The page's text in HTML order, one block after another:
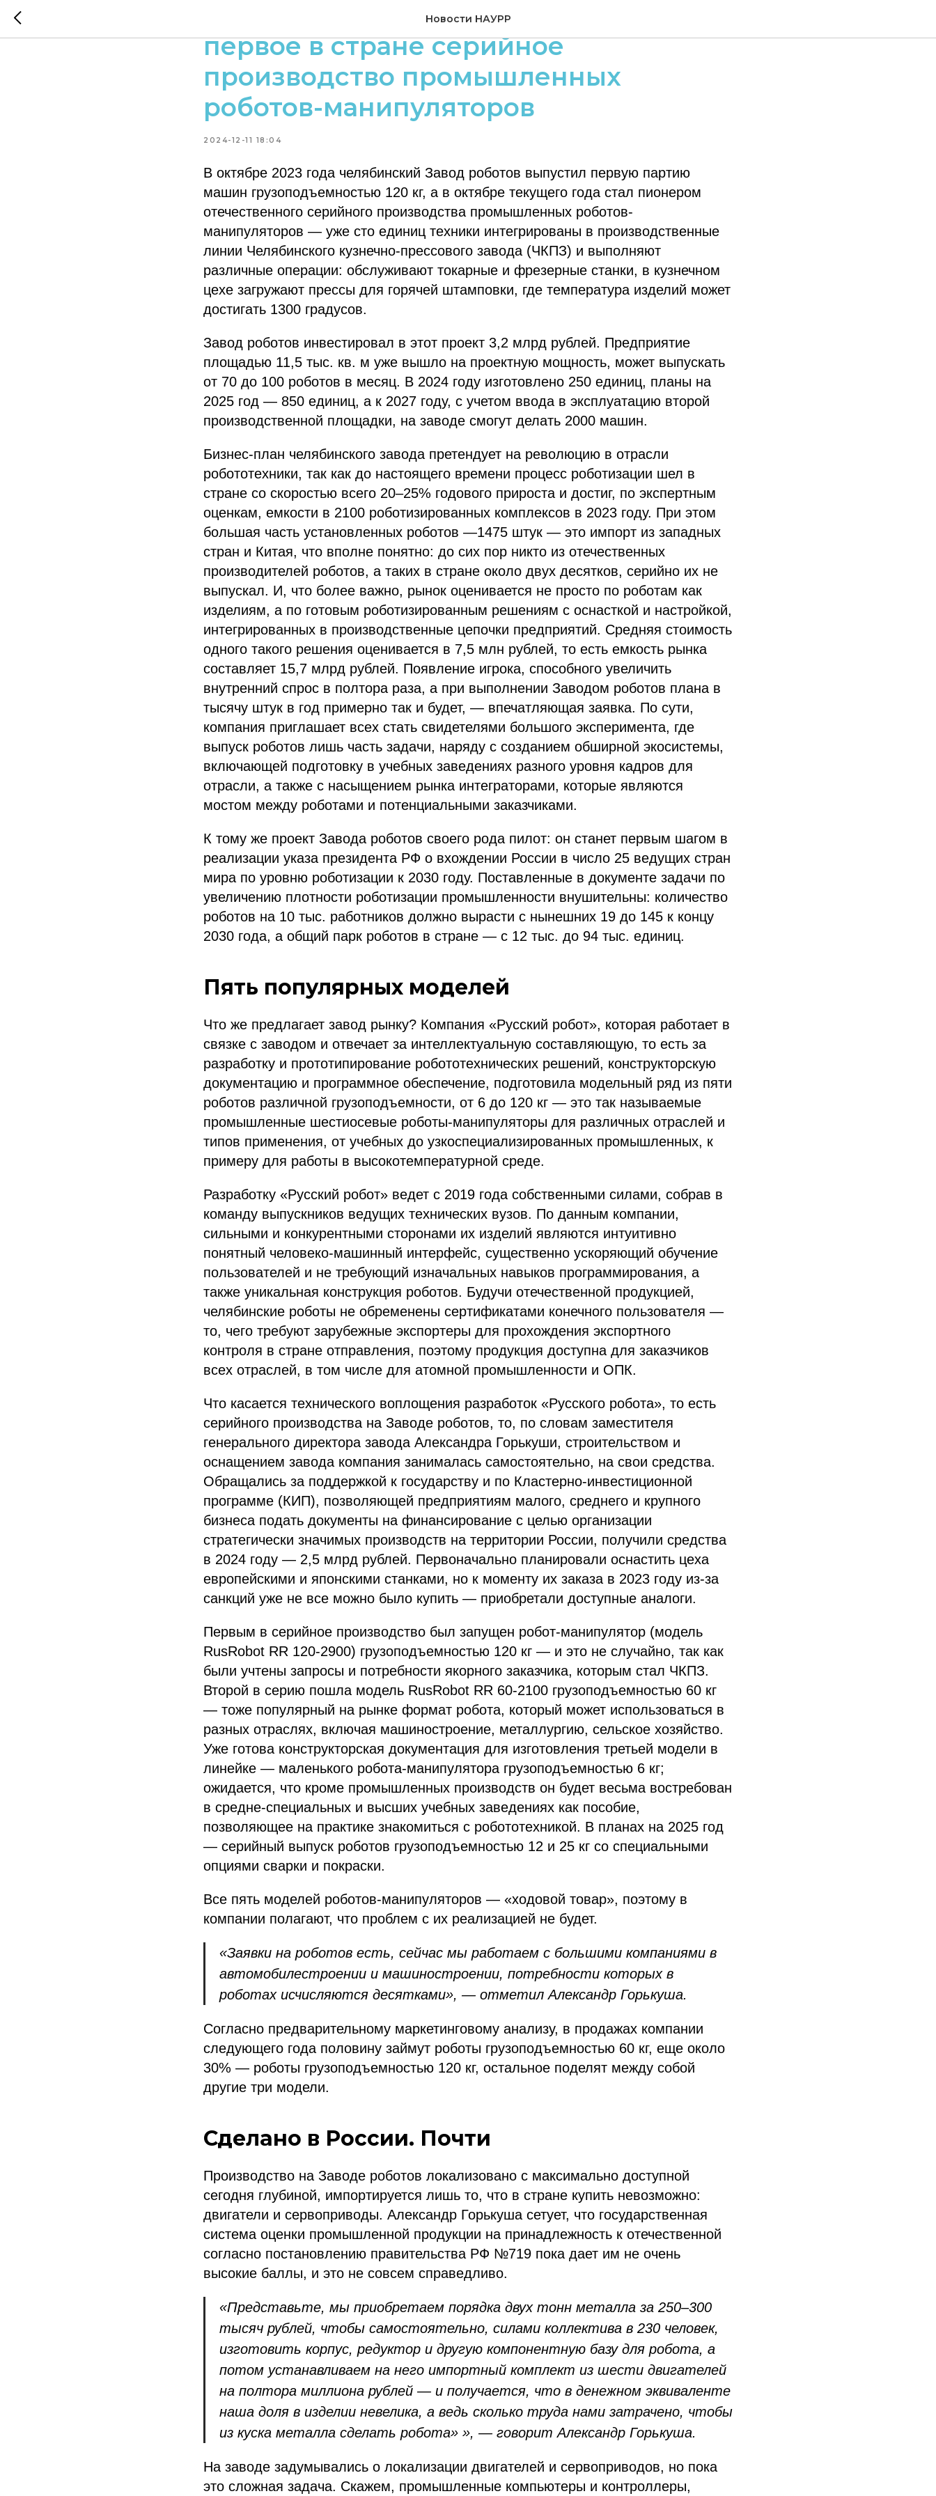
Новости НАУРР
Завод роботов запустил в Челябинске
первое в стране серийное
производство промышленных
роботов-манипуляторов
2024-12-11 18:04
В октябре 2023 года челябинский Завод роботов выпустил первую партию
машин грузоподъемностью 120 кг, а в октябре текущего года стал пионером
отечественного серийного производства промышленных роботов-
манипуляторов — уже сто единиц техники интегрированы в производственные
линии Челябинского кузнечно-прессового завода (ЧКПЗ) и выполняют
различные операции: обслуживают токарные и фрезерные станки, в кузнечном
цехе загружают прессы для горячей штамповки, где температура изделий может
достигать 1300 градусов.
Завод роботов инвестировал в этот проект 3,2 млрд рублей. Предприятие
площадью 11,5 тыс. кв. м уже вышло на проектную мощность, может выпускать
от 70 до 100 роботов в месяц. В 2024 году изготовлено 250 единиц, планы на
2025 год — 850 единиц, а к 2027 году, с учетом ввода в эксплуатацию второй
производственной площадки, на заводе смогут делать 2000 машин.
Бизнес-план челябинского завода претендует на революцию в отрасли
робототехники, так как до настоящего времени процесс роботизации шел в
стране со скоростью всего 20‒25% годового прироста и достиг, по экспертным
оценкам, емкости в 2100 роботизированных комплексов в 2023 году. При этом
большая часть установленных роботов —1475 штук — это импорт из западных
стран и Китая, что вполне понятно: до сих пор никто из отечественных
производителей роботов, а таких в стране около двух десятков, серийно их не
выпускал. И, что более важно, рынок оценивается не просто по роботам как
изделиям, а по готовым роботизированным решениям с оснасткой и настройкой,
интегрированных в производственные цепочки предприятий. Средняя стоимость
одного такого решения оценивается в 7,5 млн рублей, то есть емкость рынка
составляет 15,7 млрд рублей. Появление игрока, способного увеличить
внутренний спрос в полтора раза, а при выполнении Заводом роботов плана в
тысячу штук в год примерно так и будет, — впечатляющая заявка. По сути,
компания приглашает всех стать свидетелями большого эксперимента, где
выпуск роботов лишь часть задачи, наряду с созданием обширной экосистемы,
включающей подготовку в учебных заведениях разного уровня кадров для
отрасли, а также с насыщением рынка интеграторами, которые являются
мостом между роботами и потенциальными заказчиками.
К тому же проект Завода роботов своего рода пилот: он станет первым шагом в
реализации указа президента РФ о вхождении России в число 25 ведущих стран
мира по уровню роботизации к 2030 году. Поставленные в документе задачи по
увеличению плотности роботизации промышленности внушительны: количество
роботов на 10 тыс. работников должно вырасти с нынешних 19 до 145 к концу
2030 года, а общий парк роботов в стране — с 12 тыс. до 94 тыс. единиц.
Пять популярных моделей
Что же предлагает завод рынку? Компания «Русский робот», которая работает в
связке с заводом и отвечает за интеллектуальную составляющую, то есть за
разработку и прототипирование робототехнических решений, конструкторскую
документацию и программное обеспечение, подготовила модельный ряд из пяти
роботов различной грузоподъемности, от 6 до 120 кг — это так называемые
промышленные шестиосевые роботы-манипуляторы для различных отраслей и
типов применения, от учебных до узкоспециализированных промышленных, к
примеру для работы в высокотемпературной среде.
Разработку «Русский робот» ведет с 2019 года собственными силами, собрав в
команду выпускников ведущих технических вузов. По данным компании,
сильными и конкурентными сторонами их изделий являются интуитивно
понятный человеко-машинный интерфейс, существенно ускоряющий обучение
пользователей и не требующий изначальных навыков программирования, а
также уникальная конструкция роботов. Будучи отечественной продукцией,
челябинские роботы не обременены сертификатами конечного пользователя —
то, чего требуют зарубежные экспортеры для прохождения экспортного
контроля в стране отправления, поэтому продукция доступна для заказчиков
всех отраслей, в том числе для атомной промышленности и ОПК.
Что касается технического воплощения разработок «Русского робота», то есть
серийного производства на Заводе роботов, то, по словам заместителя
генерального директора завода Александра Горькуши, строительством и
оснащением завода компания занималась самостоятельно, на свои средства.
Обращались за поддержкой к государству и по Кластерно-инвестиционной
программе (КИП), позволяющей предприятиям малого, среднего и крупного
бизнеса подать документы на финансирование с целью организации
стратегически значимых производств на территории России, получили средства
в 2024 году — 2,5 млрд рублей. Первоначально планировали оснастить цеха
европейскими и японскими станками, но к моменту их заказа в 2023 году из-за
санкций уже не все можно было купить — приобретали доступные аналоги.
Первым в серийное производство был запущен робот-манипулятор (модель
RusRobot RR 120-2900) грузоподъемностью 120 кг — и это не случайно, так как
были учтены запросы и потребности якорного заказчика, которым стал ЧКПЗ.
Второй в серию пошла модель RusRobot RR 60-2100 грузоподъемностью 60 кг
— тоже популярный на рынке формат робота, который может использоваться в
разных отраслях, включая машиностроение, металлургию, сельское хозяйство.
Уже готова конструкторская документация для изготовления третьей модели в
линейке — маленького робота-манипулятора грузоподъемностью 6 кг;
ожидается, что кроме промышленных производств он будет весьма востребован
в средне-специальных и высших учебных заведениях как пособие,
позволяющее на практике знакомиться с робототехникой. В планах на 2025 год
— серийный выпуск роботов грузоподъемностью 12 и 25 кг со специальными
опциями сварки и покраски.
Все пять моделей роботов-манипуляторов — «ходовой товар», поэтому в
компании полагают, что проблем с их реализацией не будет.
«Заявки на роботов есть, сейчас мы работаем с большими компаниями в
автомобилестроении и машиностроении, потребности которых в
роботах исчисляются десятками», — отметил Александр Горькуша.
Согласно предварительному маркетинговому анализу, в продажах компании
следующего года половину займут роботы грузоподъемностью 60 кг, еще около
30% — роботы грузоподъемностью 120 кг, остальное поделят между собой
другие три модели.
Сделано в России. Почти
Производство на Заводе роботов локализовано с максимально доступной
сегодня глубиной, импортируется лишь то, что в стране купить невозможно:
двигатели и сервоприводы. Александр Горькуша сетует, что государственная
система оценки промышленной продукции на принадлежность к отечественной
согласно постановлению правительства РФ №719 пока дает им не очень
высокие баллы, и это не совсем справедливо.
«Представьте, мы приобретаем порядка двух тонн металла за 250‒300
тысяч рублей, чтобы самостоятельно, силами коллектива в 230 человек,
изготовить корпус, редуктор и другую компонентную базу для робота, а
потом устанавливаем на него импортный комплект из шести двигателей
на полтора миллиона рублей — и получается, что в денежном эквиваленте
наша доля в изделии невелика, а ведь сколько труда нами затрачено, чтобы
из куска металла сделать робота» », — говорит Александр Горькуша.
На заводе задумывались о локализации двигателей и сервоприводов, но пока
это сложная задача. Скажем, промышленные компьютеры и контроллеры,